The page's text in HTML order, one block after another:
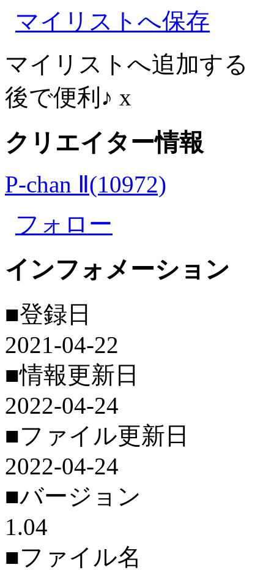
マイリストへ保存
マイリストへ追加する
後で便利♪ x
クリエイター情報
P-chan Ⅱ(10972)
フォロー
インフォメーション
■登録日
2021-04-22
■情報更新日
2022-04-24
■ファイル更新日
2022-04-24
■バージョン
1.04
■ファイル名